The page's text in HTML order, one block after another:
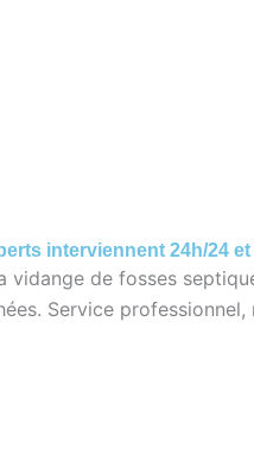
interviennent 24h/24 et
vidange de fosses
Service